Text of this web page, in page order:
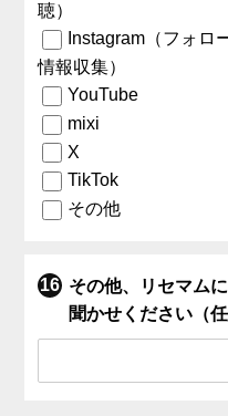
聴）
Instagram（フォロ
情報収集）
YouTube
mixi
X
TikTok
その他
その他、リセマム
聞かせください（任